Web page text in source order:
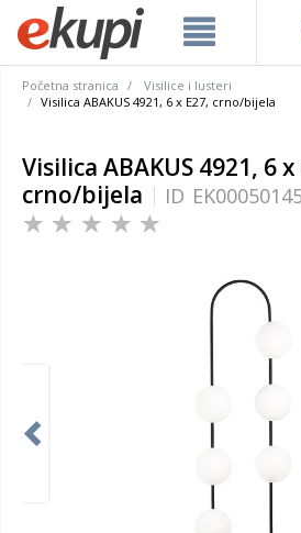
Početna stranica
Visilice i lusteri
Visilica ABAKUS 4921, 6 x E27, crno/bijela
Visilica ABAKUS 4921, 6 x
crno/bijela
ID